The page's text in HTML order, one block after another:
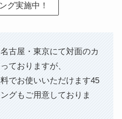
グ実施中！
古屋・東京にて対面のカ
ておりますが、
でお使いいただけます45
グもご用意しておりま